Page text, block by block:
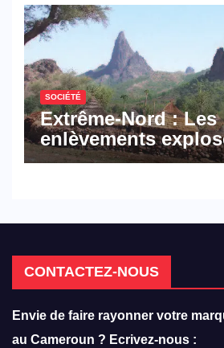
hôtellerie-
SOCIÉTÉ
Extrême-Nord : Les
enlèvements
308 victimes en
CONTACTEZ-NOUS
Envie de faire rayonner votre
au Cameroun ? Ecrivez-nous :